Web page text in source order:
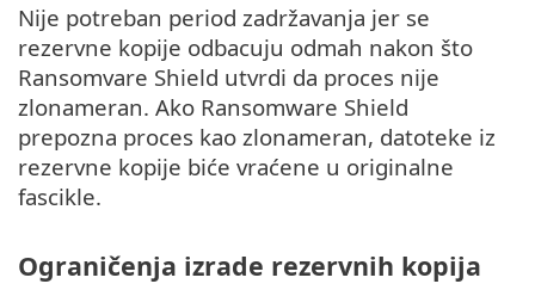
Nije potreban period zadržavanja jer se
rezervne kopije odbacuju odmah nakon što
Ransomvare Shield utvrdi da proces nije
zlonameran. Ako Ransomware Shield
prepozna proces kao zlonameran, datoteke iz
rezervne kopije biće vraćene u originalne
fascikle.
Ograničenja izrade rezervnih kopija